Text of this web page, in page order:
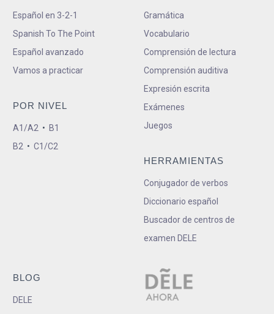
Español en 3-2-1
Spanish To The Point
Español avanzado
Vamos a practicar
POR NIVEL
A1/A2 • B1
B2 • C1/C2
Gramática
Vocabulario
Comprensión de lectura
Comprensión auditiva
Expresión escrita
Exámenes
Juegos
HERRAMIENTAS
Conjugador de verbos
Diccionario español
Buscador de centros de
examen DELE
BLOG
DELE